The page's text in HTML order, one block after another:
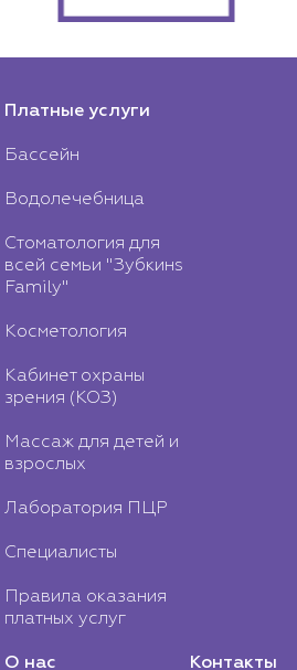
Платные услуги
Бассейн
Водолечебница
Стоматология для
всей семьи "Зубкинs
Family"
Косметология
Кабинет охраны
зрения (КОЗ)
Массаж для детей и
взрослых
Лаборатория ПЦР
Специалисты
Правила оказания
платных услуг
О нас Контакты